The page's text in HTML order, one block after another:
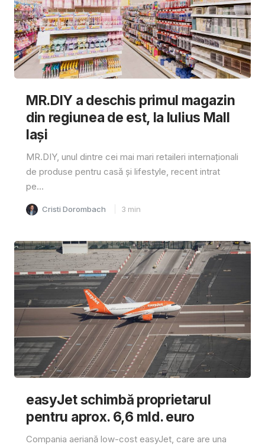
MR.DIY a deschis primul magazin
din regiunea de est, la Iulius Mall
Iași
MR.DIY, unul dintre cei mai mari retaileri internaționali
de produse pentru casă și lifestyle, recent intrat
pe...
Cristi Dorombach 3 min
easyJet schimbă proprietarul
pentru aprox. 6,6 mld. euro
Compania aeriană low-cost easyJet, care are una